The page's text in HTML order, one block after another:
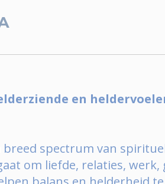
en
spectrum van
om liefde, relaties,